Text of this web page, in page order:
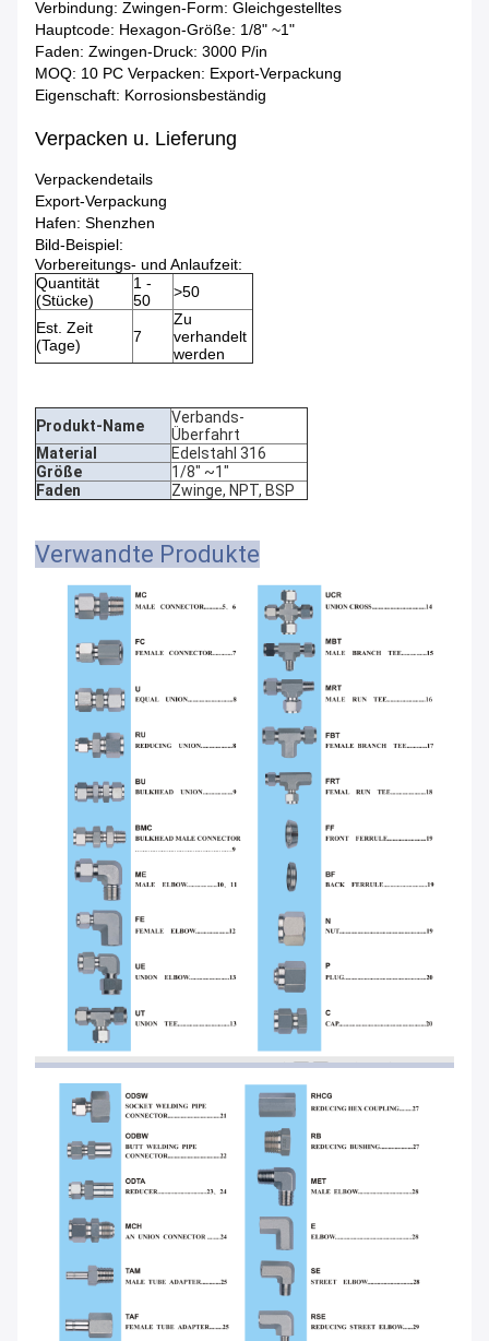
Verbindung: Zwingen-Form: Gleichgestelltes
Hauptcode: Hexagon-Größe: 1/8" ~1"
Faden: Zwingen-Druck: 3000 P/in
MOQ: 10 PC Verpacken: Export-Verpackung
Eigenschaft: Korrosionsbeständig
Verpacken u. Lieferung
Verpackendetails
Export-Verpackung
Hafen: Shenzhen
Bild-Beispiel:
Vorbereitungs- und Anlaufzeit:
Quantität
(Stücke)
1 -
50
>50
Est. Zeit
(Tage)
7
Zu
verhandelt
werden
Produkt-Name
Verbands-
Überfahrt
Material
Edelstahl 316
Größe
1/8" ~1"
Faden
Zwinge, NPT, BSP
Verwandte Produkte